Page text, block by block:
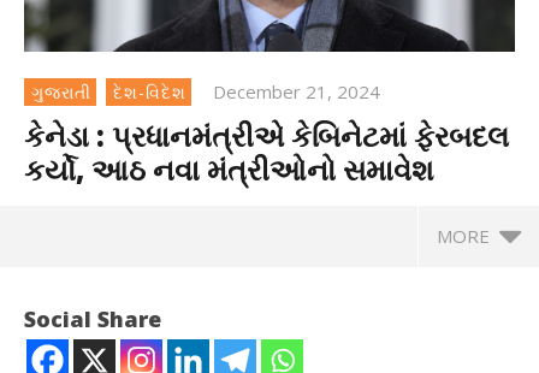
ગુજરાતી દેશ-વિદેશ December 21, 2024
કેનેડા : પ્રધાનમંત્રીએ કેબિનેટમાં ફેરબદલ
કર્યો, આઠ નવા મંત્રીઓનો સમાવેશ
MORE
Social Share